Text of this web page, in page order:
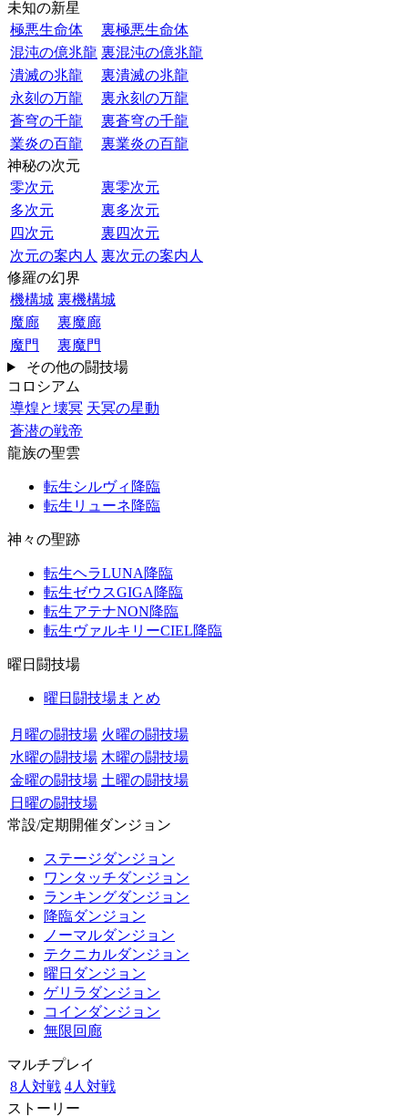
未知の新星
極悪生命体
裏極悪生命体
混沌の億兆龍 裏混沌の億兆龍
潰滅の兆龍
裏潰滅の兆龍
永刻の万龍
裏永刻の万龍
蒼穹の千龍
裏蒼穹の千龍
業炎の百龍
裏業炎の百龍
神秘の次元
零次元
裏零次元
多次元
裏多次元
四次元
裏四次元
次元の案内人 裏次元の案内人
修羅の幻界
機構城 裏機構城
魔廊
裏魔廊
魔門
裏魔門
その他の闘技場
コロシアム
導煌と壊冥 天冥の星動
蒼潜の戦帝
龍族の聖雲
転生シルヴィ降臨
転生リューネ降臨
神々の聖跡
転生ヘラLUNA降臨
転生ゼウスGIGA降臨
転生アテナNON降臨
転生ヴァルキリーCIEL降臨
曜日闘技場
曜日闘技場まとめ
月曜の闘技場 火曜の闘技場
水曜の闘技場 木曜の闘技場
金曜の闘技場 土曜の闘技場
日曜の闘技場
常設/定期開催ダンジョン
ステージダンジョン
ワンタッチダンジョン
ランキングダンジョン
降臨ダンジョン
ノーマルダンジョン
テクニカルダンジョン
曜日ダンジョン
ゲリラダンジョン
コインダンジョン
無限回廊
マルチプレイ
8人対戦 4人対戦
ストーリー